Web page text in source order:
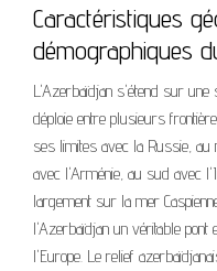
Caractéristiques
démographiques
L'Azerbaïdjan s'étend sur
déploie entre plusieurs
ses limites avec la Russie, au
avec l'Arménie, au sud avec
largement sur la mer
l'Azerbaïdjan un véritable pont
l'Europe. Le relief